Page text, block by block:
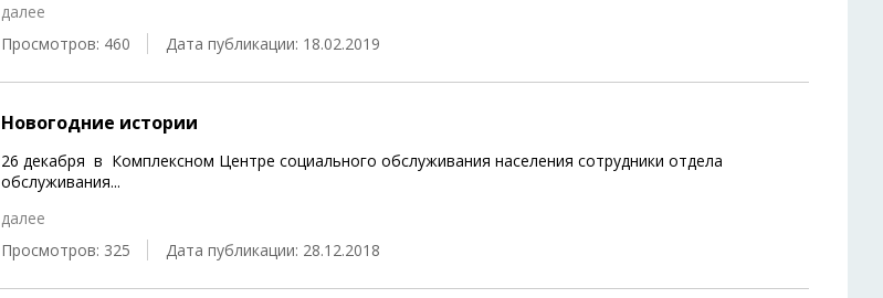
далее
Просмотров: 460
Дата публикации: 18.02.2019
Новогодние истории
26 декабря в Комплексном Центре социального обслуживания населения сотрудники отдела
обслуживания...
далее
Просмотров: 325
Дата публикации: 28.12.2018